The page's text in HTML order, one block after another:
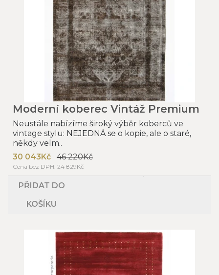
Moderní koberec Vintáž Premium
Neustále nabízíme široký výběr koberců ve
vintage stylu: NEJEDNÁ se o kopie, ale o staré,
někdy velm..
30 043Kč
46 220Kč
Cena bez DPH: 24 829Kč
PŘIDAT DO
KOŠÍKU